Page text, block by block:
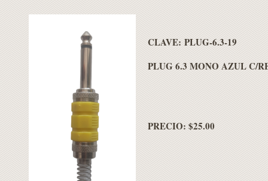
CLAVE: PLUG-6.3-19
PLUG 6.3 MONO AZUL C/
PRECIO: $25.00